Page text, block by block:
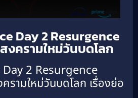
Day 2 Resurgence
งครามใหม่วันบดโลก
2 Resurgence
รามใหม่วันบดโลก เรื่องย่อ